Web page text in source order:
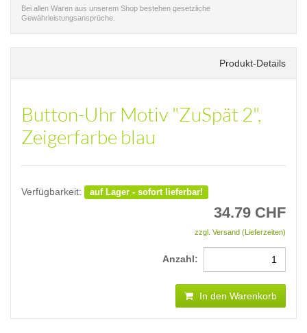
Bei allen Waren aus unserem Shop bestehen gesetzliche
Gewährleistungsansprüche.
Produkt-Details
Button-Uhr Motiv "ZuSpät 2",
Zeigerfarbe blau
Verfügbarkeit: auf Lager - sofort lieferbar!
34.79 CHF
zzgl. Versand (Lieferzeiten)
Anzahl:
In den Warenkorb